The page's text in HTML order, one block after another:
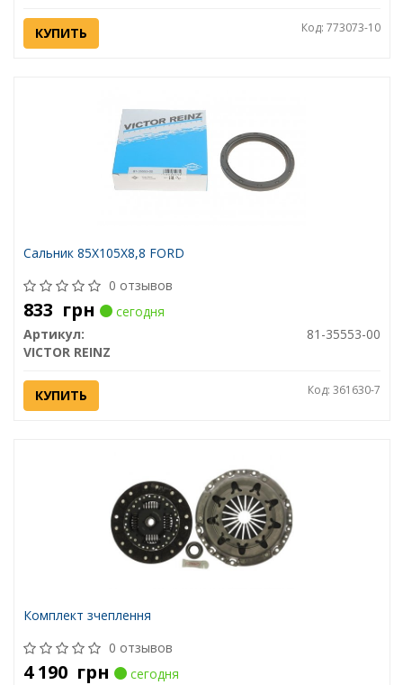
КУПИТЬ Код: 773073-10
Сальник 85X105X8,8 FORD
0 отзывов
833 грн
сегодня
Артикул:
81-35553-00
VICTOR REINZ
КУПИТЬ Код: 361630-7
Комплект зчеплення
0 отзывов
4 190 грн сегодня